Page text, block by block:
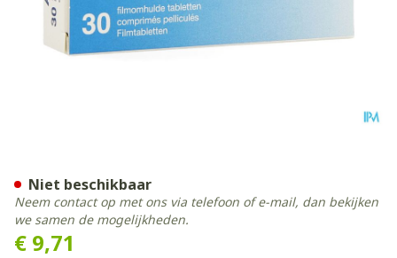
€ 9,71
Niet beschikbaar
Neem contact op met ons via telefoon of e-mail, dan bekijken
we samen de mogelijkheden.